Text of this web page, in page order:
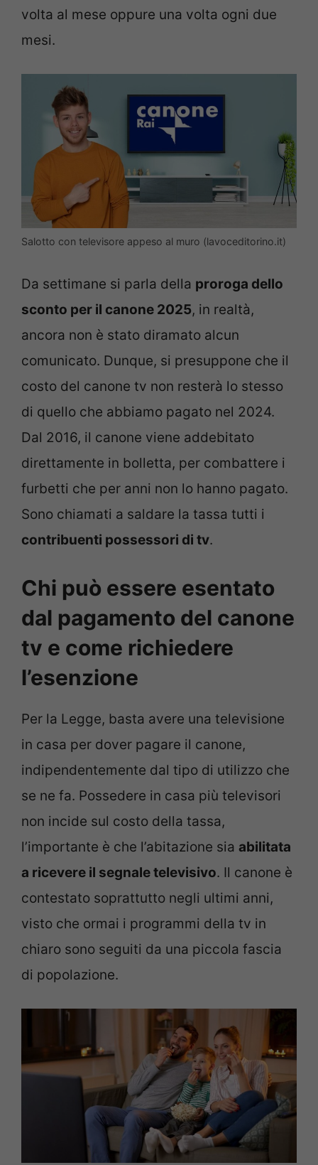
volta al mese oppure una volta ogni due
mesi.
Salotto con televisore appeso al muro (lavoceditorino.it)
Da settimane si parla della proroga dello
sconto per il canone 2025, in realtà,
ancora non è stato diramato alcun
comunicato. Dunque, si presuppone che il
costo del canone tv non resterà lo stesso
di quello che abbiamo pagato nel 2024.
Dal 2016, il canone viene addebitato
direttamente in bolletta, per combattere i
furbetti che per anni non lo hanno pagato.
Sono chiamati a saldare la tassa tutti i
contribuenti possessori di tv.
Chi può essere esentato
dal pagamento del canone
tv e come richiedere
l’esenzione
Per la Legge, basta avere una televisione
in casa per dover pagare il canone,
indipendentemente dal tipo di utilizzo che
se ne fa. Possedere in casa più televisori
non incide sul costo della tassa,
l’importante è che l’abitazione sia abilitata
a ricevere il segnale televisivo. Il canone è
contestato soprattutto negli ultimi anni,
visto che ormai i programmi della tv in
chiaro sono seguiti da una piccola fascia
di popolazione.